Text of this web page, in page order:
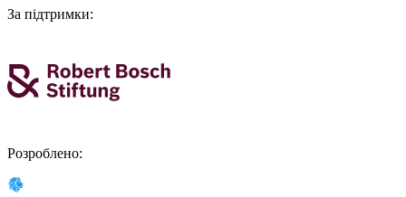
За підтримки:
Розроблено: